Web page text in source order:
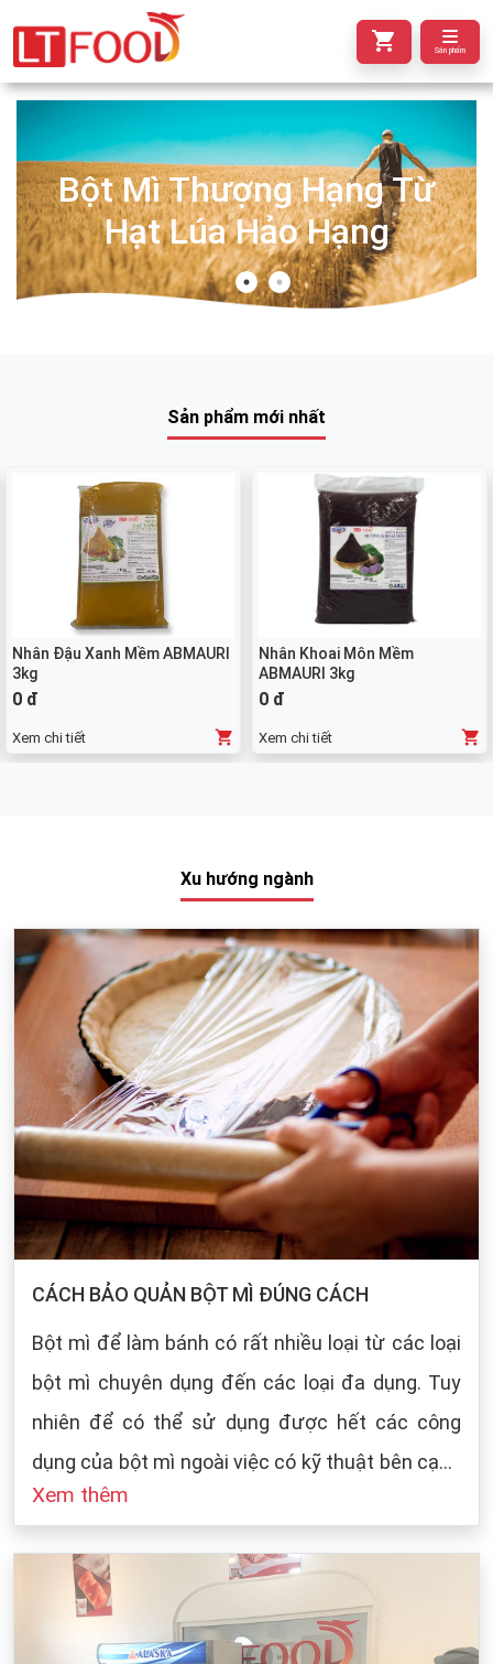
Sản phẩm
Bột Mì Thượng Hạng Từ
Hạt Lúa Hảo Hạng
Sản phẩm mới nhất
Nhân Đậu Xanh Mềm ABMAURI
3kg
0 đ
Xem chi tiết
Nhân Khoai Môn Mềm
ABMAURI 3kg
0 đ
Xem chi tiết
Xu hướng ngành
CÁCH BẢO QUẢN BỘT MÌ ĐÚNG CÁCH
Bột mì để làm bánh có rất nhiều loại từ các loại
bột mì chuyên dụng đến các loại đa dụng. Tuy
nhiên để có thể sử dụng được hết các công
dụng của bột mì ngoài việc có kỹ thuật bên cạnh
đó cũng dựa vào sự bảo quản của chúng ta khi
cách bảo quản chung cho các loại bột mì:
Xem thêm